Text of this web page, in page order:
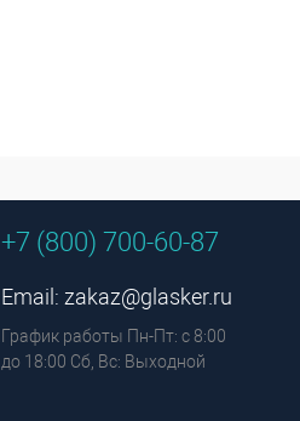
+7 (800) 700-60-87
Email: zakaz@glasker.ru
График работы Пн-Пт: с 8:00
до 18:00 Сб, Вс: Выходной